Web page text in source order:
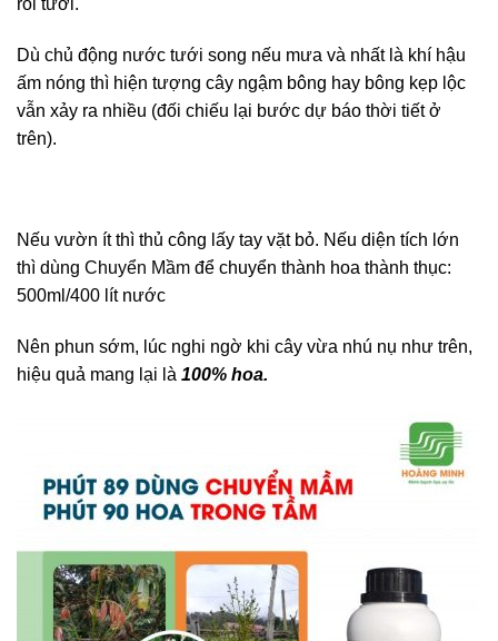
Dù chủ động nước tưới song nếu mưa và nhất là khí hậu
ấm nóng thì hiện tượng cây ngậm bông hay bông kẹp lộc
vẫn xảy ra nhiều (đối chiếu lại bước dự báo thời tiết ở
trên).
Nếu vườn ít thì thủ công lấy tay vặt bỏ. Nếu diện tích lớn
thì dùng Chuyển Mầm để chuyển thành hoa thành thục:
500ml/400 lít nước
Nên phun sớm, lúc nghi ngờ khi cây vừa nhú nụ như trên,
hiệu quả mang lại là 100% hoa.